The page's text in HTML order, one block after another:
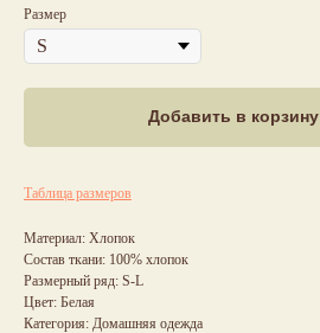
Размер
Добавить в корзину
Таблица размеров
Материал: Хлопок
Состав ткани: 100% хлопок
Размерный ряд: S-L
Цвет: Белая
Категория: Домашняя одежда